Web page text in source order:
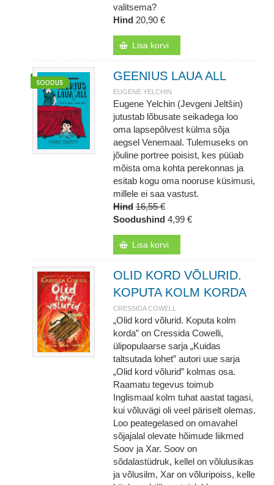
valitsema?
Hind 20,90 €
Lisa korvi
GEENIUS LAUA ALL
EUGENE YELCHIN
Eugene Yelchin (Jevgeni Jeltšin)
jutustab lõbusate seikadega loo
oma lapsepõlvest külma sõja
aegsel Venemaal. Tulemuseks on
jõuline portree poisist, kes püüab
mõista oma kohta perekonnas ja
esitab kogu oma nooruse küsimusi,
millele ei saa vastust.
Hind 16,55 €
Soodushind 4,99 €
Lisa korvi
OLID KORD VÕLURID.
KOPUTA KOLM KORDA
CRESSIDA COWELL
„Olid kord võlurid. Koputa kolm
korda” on Cressida Cowelli,
ülipopulaarse sarja „Kuidas
taltsutada lohet” autori uue sarja
„Olid kord võlurid” kolmas osa.
Raamatu tegevus toimub
Inglismaal kolm tuhat aastat tagasi,
kui võluvägi oli veel päriselt olemas.
Loo peategelased on omavahel
sõjajalal olevate hõimude liikmed
Soov ja Xar. Soov on
sõdalastüdruk, kellel on võlulusikas
ja võlusilm, Xar on võluripoiss, kelle